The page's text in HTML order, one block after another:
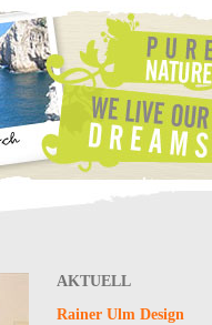
AKTUELL
Rainer Ulm Design